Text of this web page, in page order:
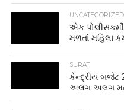
UNCATEGORIZED
એક
મળતાં મહિલા
SURAT
કેન્દ્રીય બજેટ
અલગ અલગ